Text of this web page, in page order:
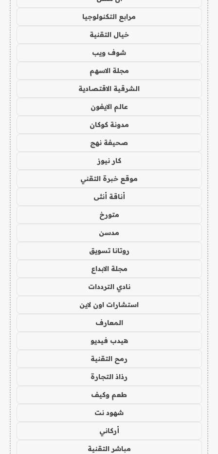
مرابع التكنولوجيا
خيال التقنية
شوف ويب
مجلة الاسهم
الشرقية الاقتصادية
عالم الايفون
مدونة كوكان
صحيفة نهج
كار نيوز
موقع خبرة التقني
أناقة أنثى
متورخ
مدسن
روتانا تسويق
مجلة الابداع
نادي الترددات
استشارات اون لاين
المعارف
هيدب فيديو
رمح التقنية
رذاذ التجارة
طعم وكيف
شهود نت
أركاني
مباشر التقنية